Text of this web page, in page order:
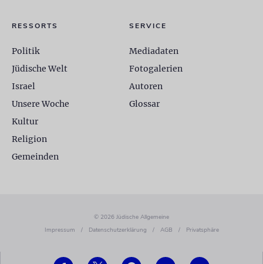
RESSORTS
Politik
Jüdische Welt
Israel
Unsere Woche
Kultur
Religion
Gemeinden
SERVICE
Mediadaten
Fotogalerien
Autoren
Glossar
© 2026 Jüdische Allgemeine
Impressum
/ Datenschutzerklärung / AGB / Privatsphäre